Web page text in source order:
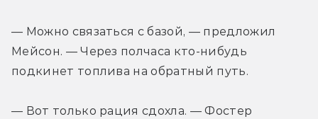
— Можно связаться с базой, — предложил
Мейсон. — Через полчаса кто-нибудь
подкинет топлива на обратный путь.
— Вот только рация сдохла. — Фостер